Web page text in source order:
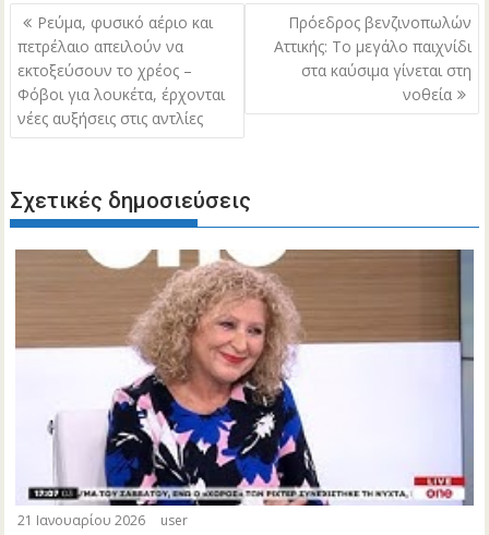
Πλοήγηση
άρθρων
Ρεύμα, φυσικό αέριο και
πετρέλαιο απειλούν να
εκτοξεύσουν το χρέος –
Φόβοι για λουκέτα, έρχονται
νέες αυξήσεις στις αντλίες
Πρόεδρος βενζινοπωλών
Αττικής: Το μεγάλο παιχνίδι
στα καύσιμα γίνεται στη
νοθεία
Σχετικές δημοσιεύσεις
21 Ιανουαρίου 2026 user